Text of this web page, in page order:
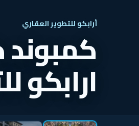
أرابكو للتطوير العقاري
كمبوند
ارابكو